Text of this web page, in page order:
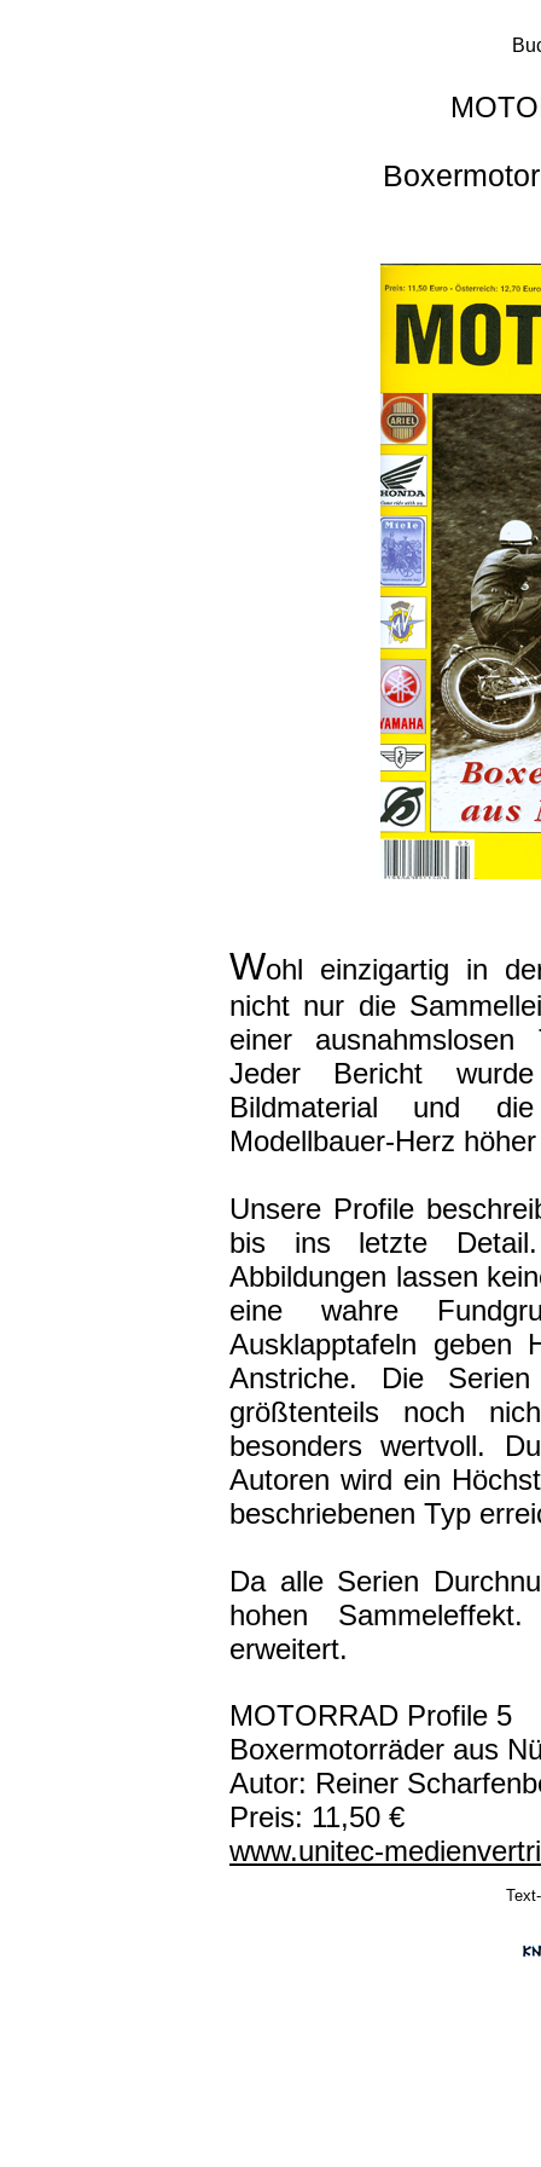
Wohl einzigartig in
nicht nur die
einer ausnahmslosen
Jeder Bericht
Bildmaterial und
Modellbauer-Herz
Unsere Profile
bis ins letzte Detail.
Abbildungen lassen
eine wahre
Ausklapptafeln geben
Anstriche. Die
größtenteils noch
besonders wertvoll.
Autoren wird ein
beschriebenen Typ
Da alle Serien
hohen
erweitert.
MOTORRAD Profile 5
Boxermotorräder aus
Autor: Reiner
Preis: 11,50 €
www.unitec-